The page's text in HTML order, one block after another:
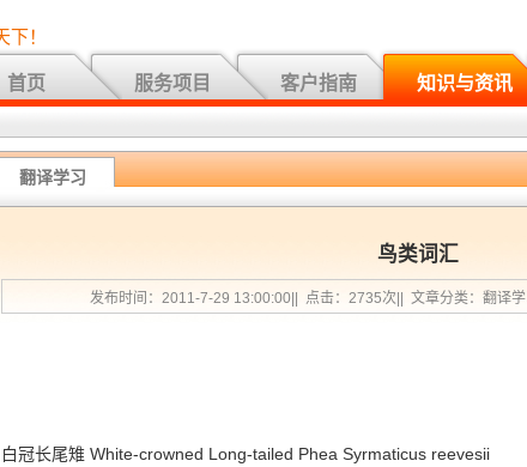
下！
首页 服务项目 客户指南 知识与资讯
翻译学习
鸟类词汇
发布时间：2011-7-29 13:00:00|| 点击：2735次|| 文章分类：翻译学
白冠长尾雉 White-crowned Long-tailed Phea Syrmaticus reevesii